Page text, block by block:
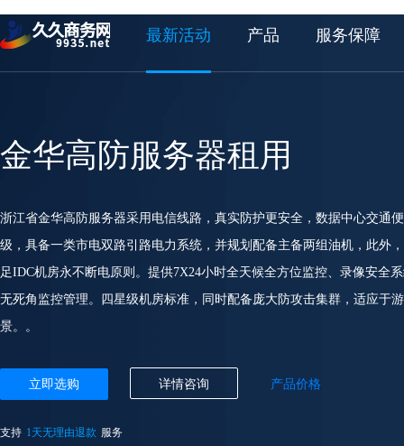
最新活动 产品 服务保障
金华高防服务器租用
浙江省金华高防服务器采用电信线路，真实防护更安全，数据中心交通
级，具备一类市电双路引路电力系统，并规划配备主备两组油机，此外
足IDC机房永不断电原则。提供7X24小时全天候全方位监控、录像安全
无死角监控管理。四星级机房标准，同时配备庞大防攻击集群，适应于
景。。
立即选购 详情咨询 产品价格
支持 1天无理由退款 服务